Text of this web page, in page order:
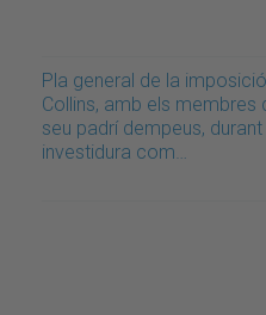
Pla general de la
Collins, amb els membres
seu padrí dempeus,
investidura com…